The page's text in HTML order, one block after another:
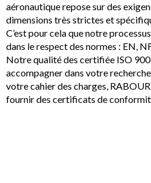
aéronautique repose sur des
dimensions très strictes et
C’est pour cela que notre
dans le respect des normes : EN,
Notre qualité des certifiée ISO
accompagner dans votre
votre cahier des charges,
fournir des certificats de